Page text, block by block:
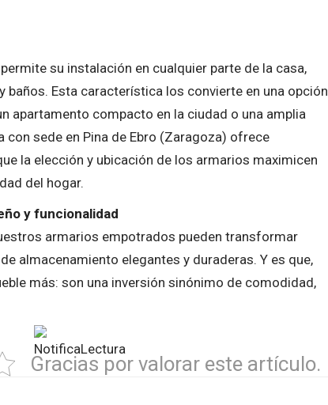
su instalación en cualquier parte de la casa,
Esta característica los convierte en una opción
apartamento compacto en la ciudad o una amplia
sede en Pina de Ebro (Zaragoza) ofrece
la elección y ubicación de los armarios maximicen
del hogar.
y funcionalidad
armarios empotrados pueden transformar
almacenamiento elegantes y duraderas. Y es que,
más: son una inversión sinónimo de comodidad,
Gracias por valorar este artículo.